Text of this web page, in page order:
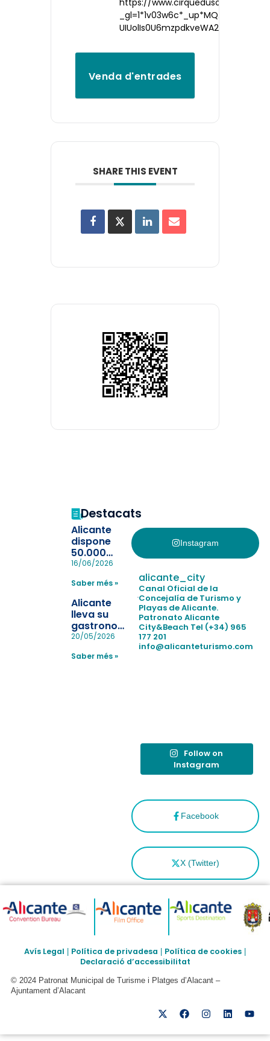
https://www.cirquedusoleil.com/
Venda d'entrades
SHARE THIS EVENT
Destacats
Alicante
dispone
50.000
pulseras
la
pérdida de niños
en las
playas y
realiza con
éxito un
simulacro de socorrismo
16/06/2026
Saber més »
Alicante
lleva su
gastronomía
a Madrid
reforzar el
20/05/2026
Saber més »
Instagram
Facebook
X (Twitter)
alicante_city
Canal Oficial de la
Concejalía de Turismo y
Playas de Alicante.
Patronato Alicante
City&Beach Tel (+34) 965
177 201
info@alicanteturismo.com
Follow on
Instagram
Avís Legal | Política de privadesa | Política de cookies |
Declaració d’accessibilitat
© 2024 Patronat Municipal de Turisme i Platges d’Alacant –
Ajuntament d’Alacant